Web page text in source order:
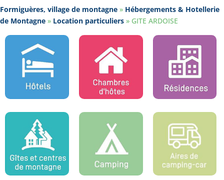
Formiguères, village de montagne » Hébergements & Hotellerie
de Montagne » Location particuliers » GITE ARDOISE